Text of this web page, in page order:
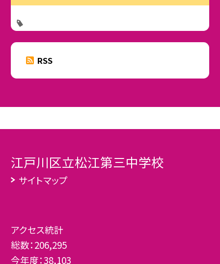
RSS
江戸川区立松江第三中学校
サイトマップ
アクセス統計
総数：206,295
今年度：38,103